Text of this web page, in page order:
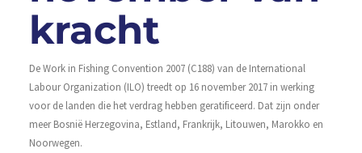
kracht
De Work in Fishing Convention 2007 (C188) van de International
Labour Organization (ILO) treedt op 16 november 2017 in werking
voor de landen die het verdrag hebben geratificeerd. Dat zijn onder
meer Bosnië Herzegovina, Estland, Frankrijk, Litouwen, Marokko en
Noorwegen.